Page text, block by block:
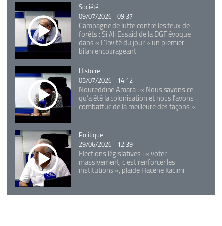
Catégorie
Société
09/07/2026 - 09:37
Campagne de lutte contre les feux de
forêts : Si Ali Essaid de la DGF évoque
dans « L'Invité du jour » un premier
bilan encourageant
Catégorie
Histoire
05/07/2026 - 14:12
Noureddine Amara : « Nous savons ce
qu’a été la colonisation et nous l’avons
combattue de la meilleure des façons »
Catégorie
Politique
29/06/2026 - 12:39
Elections législatives : « voter
massivement, c'est renforcer les
institutions », plaide Hacène Kacimi